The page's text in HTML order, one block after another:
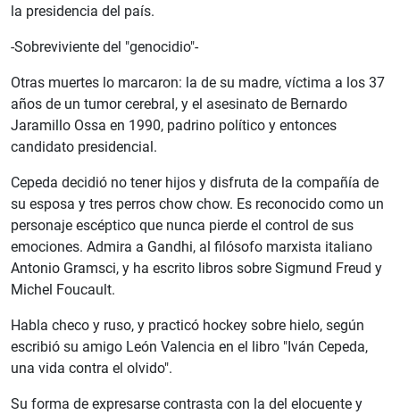
la presidencia del país.
-Sobreviviente del "genocidio"-
Otras muertes lo marcaron: la de su madre, víctima a los 37
años de un tumor cerebral, y el asesinato de Bernardo
Jaramillo Ossa en 1990, padrino político y entonces
candidato presidencial.
Cepeda decidió no tener hijos y disfruta de la compañía de
su esposa y tres perros chow chow. Es reconocido como un
personaje escéptico que nunca pierde el control de sus
emociones. Admira a Gandhi, al filósofo marxista italiano
Antonio Gramsci, y ha escrito libros sobre Sigmund Freud y
Michel Foucault.
Habla checo y ruso, y practicó hockey sobre hielo, según
escribió su amigo León Valencia en el libro "Iván Cepeda,
una vida contra el olvido".
Su forma de expresarse contrasta con la del elocuente y